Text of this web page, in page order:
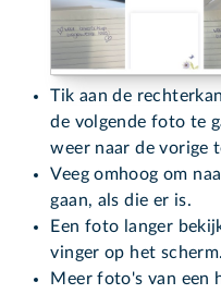
Tik aan de
de volgende foto te
weer naar de vorige
Veeg omhoog om
gaan, als die er is.
Een foto langer
vinger op het scherm.
Meer foto's van een